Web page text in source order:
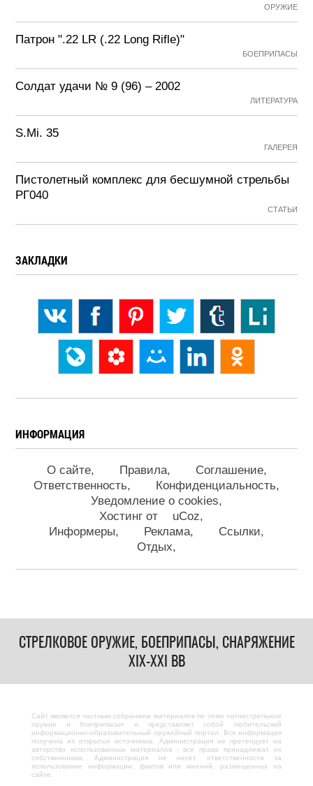
ОРУЖИЕ
Патрон ".22 LR (.22 Long Rifle)"
БОЕПРИПАСЫ
Солдат удачи № 9 (96) – 2002
ЛИТЕРАТУРА
S.Mi. 35
ГАЛЕРЕЯ
Пистолетный комплекс для бесшумной стрельбы
РГ040
СТАТЬИ
ЗАКЛАДКИ
ИНФОРМАЦИЯ
О сайте Правила
Соглашение
Ответственность
Конфиденциальность
Уведомление о cookies
Хостинг от
uCoz
Информеры
Реклама
Ссылки
Отдых
СТРЕЛКОВОЕ ОРУЖИЕ, БОЕПРИПАСЫ, СНАРЯЖЕНИЕ
XIX-XXI ВВ
Сайт является частным собранием материалов по теме «огнестрельное
оружие и боеприпасы» и представляет собой любительский
информационно-образовательный оружейный портал. Вся информация
получена из открытых источников. Администрация не претендует на
авторство использованных материалов - все права принадлежат их
собственникам. Администрация не несет ответственности за
использование информации, фактов или мнений, размещенных на
сайте.